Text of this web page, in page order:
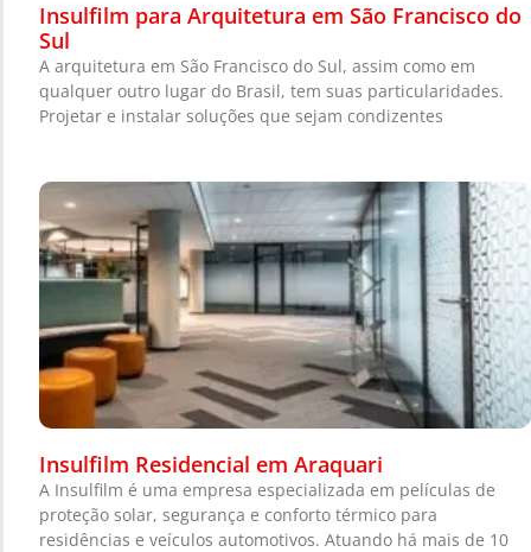
Insulfilm para Arquitetura em São Francisco do
Sul
A arquitetura em São Francisco do Sul, assim como em
qualquer outro lugar do Brasil, tem suas particularidades.
Projetar e instalar soluções que sejam condizentes
Insulfilm Residencial em Araquari
A Insulfilm é uma empresa especializada em películas de
proteção solar, segurança e conforto térmico para
residências e veículos automotivos. Atuando há mais de 10